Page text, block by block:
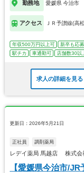
勤務地 愛媛県 今治市
アクセス ＪＲ予讃線(高
年収500万円以上可 新卒も応
駅チカ
車通勤可 店舗数30以
求人の詳細を見る
更新日：2026年5月21日
正社員 調剤薬局
レデイ薬局 馬越店 株式会
【愛媛県今治市/